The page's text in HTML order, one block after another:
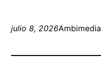
julio 8, 2026